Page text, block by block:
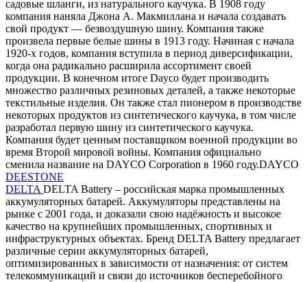
садовые шланги, из натурального каучука. В 1908 году
компания наняла Джона А. Макмиллана и начала создавать
свой продукт — безвоздушную шину. Компания также
произвела первые белые шины в 1913 году. Начиная с начала
1920-х годов, компания вступила в период диверсификации,
когда она радикально расширила ассортимент своей
продукции. В конечном итоге Dayco будет производить
множество различных резиновых деталей, а также некоторые
текстильные изделия. Он также стал пионером в производстве
некоторых продуктов из синтетического каучука, в том числе
разработал первую шину из синтетического каучука.
Компания будет ценным поставщиком военной продукции во
время Второй мировой войны. Компания официально
сменила название на DAYCO Corporation в 1960 году.DAYCO
DEESTONE
DELTA DELTA Battery – российская марка промышленных
аккумуляторных батарей. Аккумуляторы представлены на
рынке с 2001 года, и доказали свою надёжность и высокое
качество на крупнейших промышленных, спортивных и
инфраструктурных объектах. Бренд DELTA Battery предлагает
различные серии аккумуляторных батарей,
оптимизированных в зависимости от назначения: от систем
телекоммуникаций и связи до источников бесперебойного